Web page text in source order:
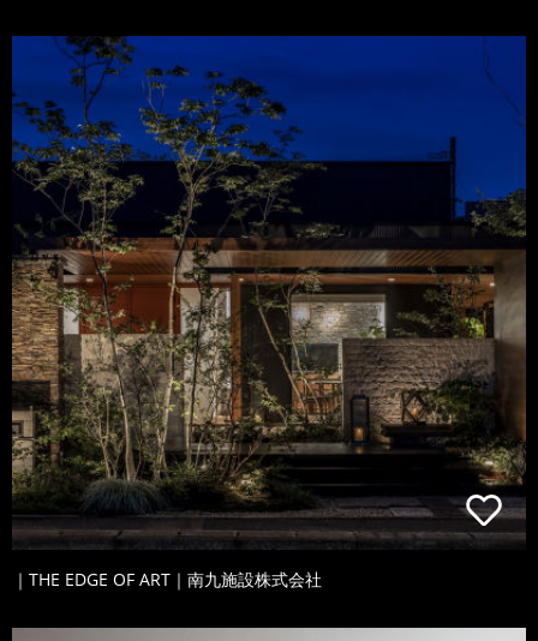
｜THE EDGE OF ART｜南九施設株式会社